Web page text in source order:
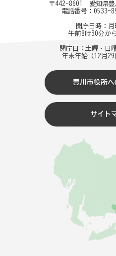
〒442-8601 愛知県豊
電話番号： 0533-
開庁日時：
午前8時30分か
閉庁日：土曜・日
年末年始（12月29
豊川市役所へ
サイト